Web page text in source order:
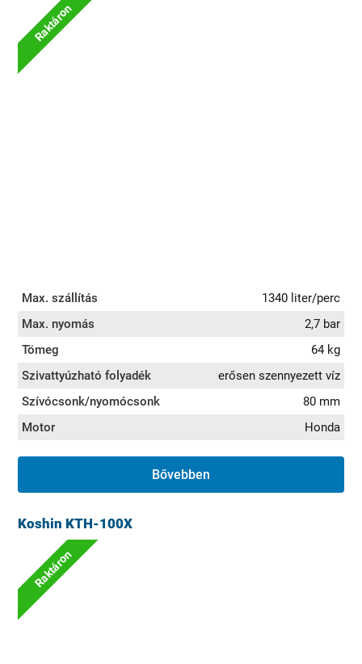
Raktáron
Max. szállítás
1340 liter/perc
Max. nyomás
2,7 bar
Tömeg
64 kg
Szivattyúzható folyadék
erősen szennyezett víz
Szívócsonk/nyomócsonk
80 mm
Motor
Honda
Bővebben
Koshin KTH-100X
Raktáron